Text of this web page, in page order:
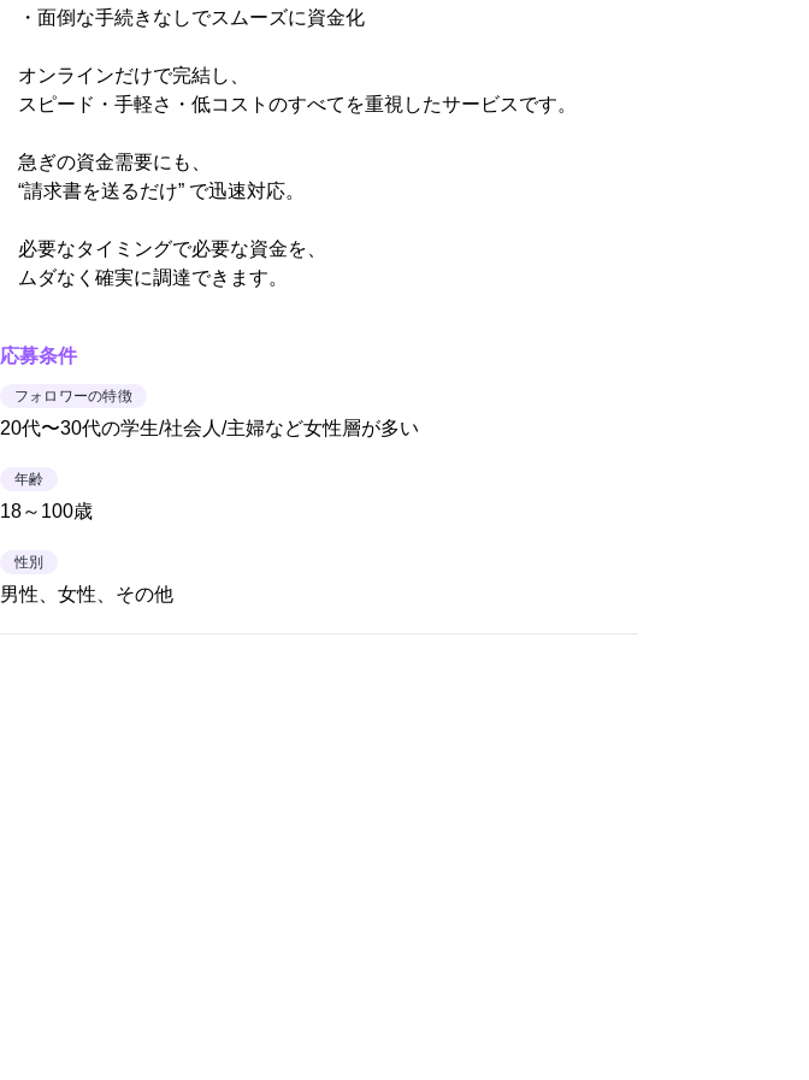
・面倒な手続きなしでスムーズに資金化
オンラインだけで完結し、
スピード・手軽さ・低コストのすべてを重視したサービスです。
急ぎの資金需要にも、
“請求書を送るだけ” で迅速対応。
必要なタイミングで必要な資金を、
ムダなく確実に調達できます。
応募条件
フォロワーの特徴
20代〜30代の学生/社会人/主婦など女性層が多い
年齢
18～100歳
性別
男性、女性、その他